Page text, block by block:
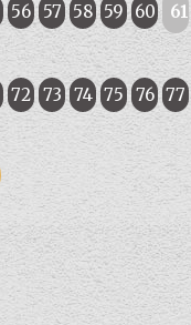
56 57 58 59 60 61
72 73 74 75 76 77